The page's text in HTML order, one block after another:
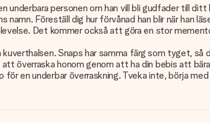
personen om han vill bli gudfader till
Föreställ dig hur förvånad han blir när han
Det kommer också att göra en stor
Snaps har samma färg som tyget,
överraska honom genom att ha din bebis att
en underbar överraskning. Tveka inte, börja